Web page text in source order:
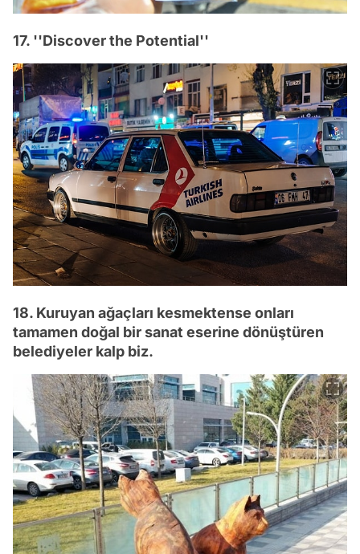
17. ''Discover the Potential''
18. Kuruyan ağaçları kesmektense onları
tamamen doğal bir sanat eserine dönüştüren
belediyeler kalp biz.